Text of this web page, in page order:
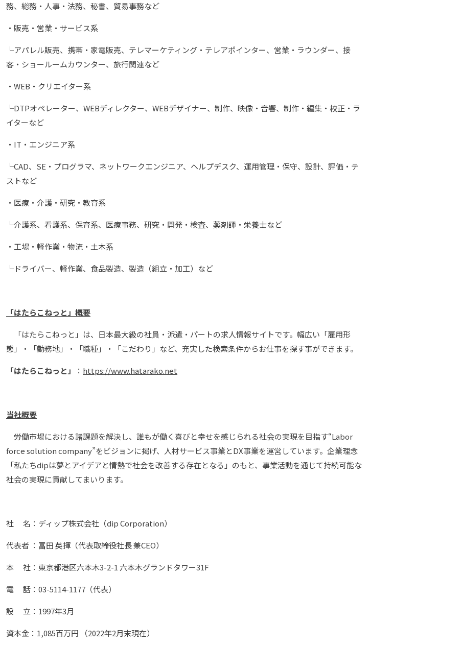
務、総務・人事・法務、秘書、貿易事務など
・販売・営業・サービス系
└アパレル販売、携帯・家電販売、テレマーケティング・テレアポインター、営業・ラウンダー、接
客・ショールームカウンター、旅行関連など
・WEB・クリエイター系
└DTPオペレーター、WEBディレクター、WEBデザイナー、制作、映像・音響、制作・編集・校正・ラ
イターなど
・IT・エンジニア系
└CAD、SE・プログラマ、ネットワークエンジニア、ヘルプデスク、運用管理・保守、設計、評価・テ
ストなど
・医療・介護・研究・教育系
└介護系、看護系、保育系、医療事務、研究・開発・検査、薬剤師・栄養士など
・工場・軽作業・物流・土木系
└ドライバー、軽作業、食品製造、製造（組立・加工）など
「はたらこねっと」概要
「はたらこねっと」は、日本最大級の社員・派遣・パートの求⼈情報サイトです。幅広い「雇⽤形
態」・「勤務地」・「職種」・「こだわり」など、充実した検索条件からお仕事を探す事ができます。
「はたらこねっと」 ： https://www.hatarako.net
当社概要
労働市場における諸課題を解決し、誰もが働く喜びと幸せを感じられる社会の実現を目指す“Labor
force solution company”をビジョンに掲げ、人材サービス事業とDX事業を運営しています。企業理念
「私たちdipは夢とアイデアと情熱で社会を改善する存在となる」のもと、事業活動を通じて持続可能な
社会の実現に貢献してまいります。
社 名：ディップ株式会社（dip Corporation）
代表者 ：冨田 英揮（代表取締役社長 兼CEO）
本 社：東京都港区六本木3-2-1 六本木グランドタワー31F
電 話：03-5114-1177（代表）
設 立：1997年3月
資本金：1,085百万円 （2022年2月末現在）